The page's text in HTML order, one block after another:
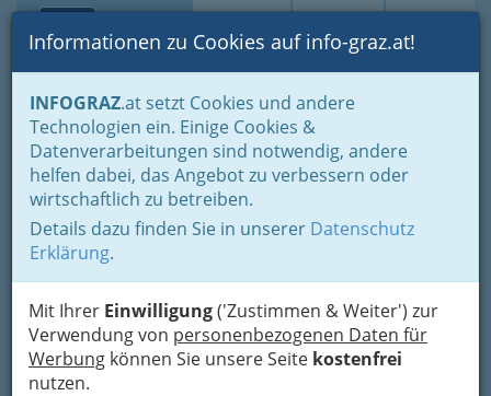
Suche Login Toggle
Informationen zu Cookies auf info-graz.at!
INFOGRAZ.at setzt Cookies und andere
Technologien ein. Einige Cookies &
Datenverarbeitungen sind notwendig, andere
helfen dabei, das Angebot zu verbessern oder
wirtschaftlich zu betreiben.
Details dazu finden Sie in unserer Datenschutz
Erklärung.
Mit Ihrer Einwilligung('Zustimmen & Weiter') zur
Verwendung von personenbezogenen Daten für
Werbung können Sie unsere Seite kostenfrei
nutzen.
Home Branchen
Einkaufen & Schenken - der Handel
Der Handel nach WKO-Gliederung
Lebensmittelhandel
Lebensmittelhandel
Josef Paul Greimel
Riesstraße 143, 8010 Graz
+43 316 301 161
Gutschein
Karte